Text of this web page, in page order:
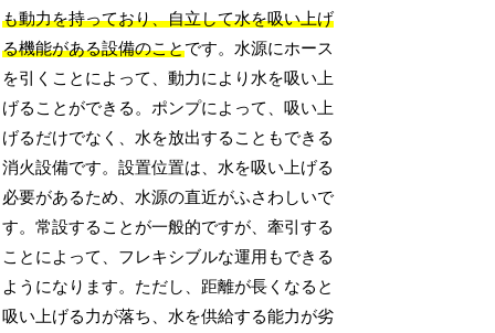
も動力を持っており、自立して水を吸い上げ
る機能がある設備のことです。水源にホース
を引くことによって、動力により水を吸い上
げることができる。ポンプによって、吸い上
げるだけでなく、水を放出することもできる
消火設備です。設置位置は、水を吸い上げる
必要があるため、水源の直近がふさわしいで
す。常設することが一般的ですが、牽引する
ことによって、フレキシブルな運用もできる
ようになります。ただし、距離が長くなると
吸い上げる力が落ち、水を供給する能力が劣